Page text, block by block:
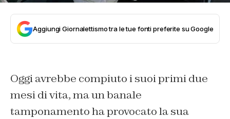
Aggiungi Giornalettismo tra le tue fonti preferite su Google
Oggi avrebbe compiuto i suoi primi due
mesi di vita, ma un banale
tamponamento ha provocato la sua